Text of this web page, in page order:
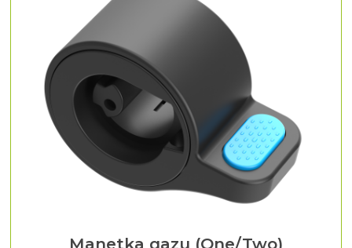
Manetka gazu (One/Two)